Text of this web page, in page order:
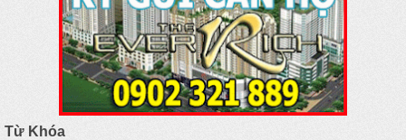
Từ Khóa